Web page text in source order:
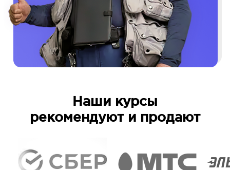
Наши курсы
рекомендуют и продают